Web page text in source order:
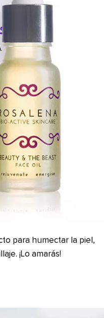
para humectar la piel,
¡Lo amarás!